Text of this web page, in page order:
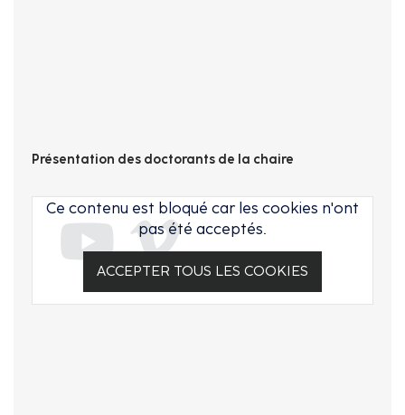
Présentation des doctorants de la chaire
Ce contenu est bloqué car les cookies n'ont
pas été acceptés.
ACCEPTER TOUS LES COOKIES